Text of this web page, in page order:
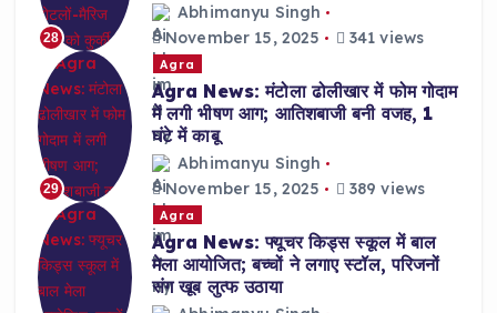
28
Abhimanyu Singh
November 15, 2025
341 views
29
Agra
Agra News: मंटोला ढोलीखार में फोम गोदाम
में लगी भीषण आग; आतिशबाजी बनी वजह, 1
घंटे में काबू
Abhimanyu Singh
November 15, 2025
389 views
Agra
Agra News: फ्यूचर किड्स स्कूल में बाल
मेला आयोजित; बच्चों ने लगाए स्टॉल, परिजनों
संग खूब लुत्फ उठाया